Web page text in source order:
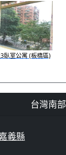
臥室公寓 (板橋區)
浴室
台灣南部
義縣